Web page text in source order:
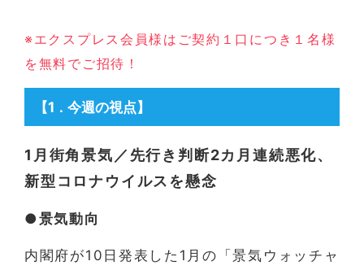
※エクスプレス会員様はご契約１口につき１名様
を無料でご招待！
【1 ． 今週の視点】
1月街角景気／先行き判断2カ月連続悪化、
新型コロナウイルスを懸念
●景気動向
内閣府が10日発表した1月の「景気ウォッチャ